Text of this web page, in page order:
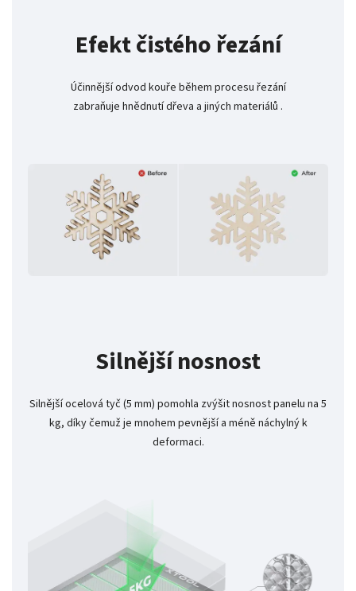
Efekt čistého řezání
Účinnější odvod kouře během procesu řezání
zabraňuje hnědnutí dřeva a jiných materiálů .
Silnější nosnost
Silnější ocelová tyč (5 mm) pomohla zvýšit nosnost panelu na 5
kg, díky čemuž je mnohem pevnější a méně náchylný k
deformaci.